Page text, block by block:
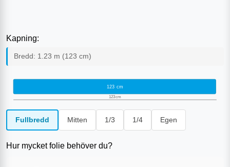
Kapning:
Bredd: 1.23 m (123 cm)
123 cm
123cm
Fullbredd Mitten 1/3 1/4 Egen
Hur mycket folie behöver du?